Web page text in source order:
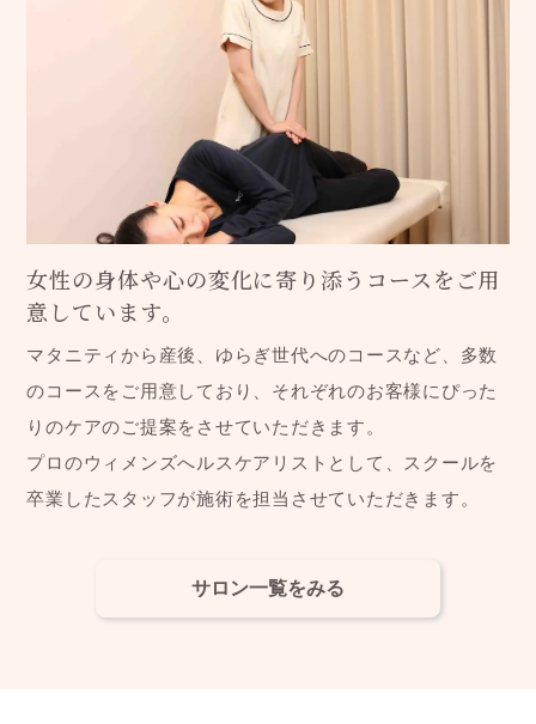
女性の身体や心の変化に寄り添うコースをご用
意しています。
マタニティから産後、ゆらぎ世代へのコースなど、多数
のコースをご用意しており、それぞれのお客様にぴった
りのケアのご提案をさせていただきます。
プロのウィメンズへルスケアリストとして、スクールを
卒業したスタッフが施術を担当させていただきます。
サロン一覧をみる